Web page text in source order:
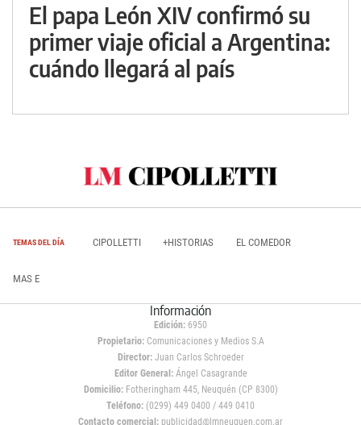
El papa León XIV confirmó su
primer viaje oficial a Argentina:
cuándo llegará al país
TEMAS DEL DÍA CIPOLLETTI +HISTORIAS EL COMEDOR
MAS E
Información
Edición: 6950
Propietario:Comunicaciones y Medios S.A
Director: Juan Carlos Schroeder
Editor General:Ángel Casagrande
Domicilio:Fotheringham 445, Neuquén (CP 8300)
Teléfono: (0299) 449 0400 / 449 0410
Contacto comercial: publicidad@lmneuquen.com.ar